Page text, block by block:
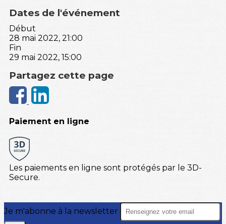
Dates de l'événement
Début
28 mai 2022, 21:00
Fin
29 mai 2022, 15:00
Partagez cette page
Paiement en ligne
Les paiements en ligne sont protégés par le 3D-
Secure.
Je m'abonne à la newsletter